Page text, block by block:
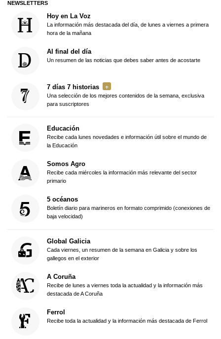
NEWSLETTERS
Hoy en La Voz
La información más destacada del día, de lunes a viernes a primera
hora de la mañana
Al final del día
Un resumen de las noticias que debes saber antes de acostarte
7 días 7 historias
Una selección de los mejores contenidos de la semana, exclusiva
para suscriptores
Educación
Recibe cada lunes novedades e información útil sobre el mundo de
la Educación
Somos Agro
Recibe cada miércoles la información más relevante del sector
primario
5 océanos
Boletín diario para marineros en formato comprimido (conexiones de
baja velocidad)
Global Galicia
Cada viernes, un resumen de la semana en Galicia y sobre los
gallegos en el exterior
A Coruña
Recibe de lunes a viernes toda la actualidad y la información más
destacada de A Coruña
Ferrol
Recibe toda la actualidad y la información más destacada de Ferrol